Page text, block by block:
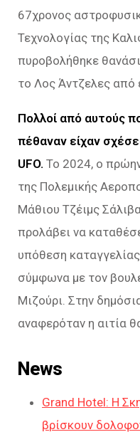
67χρονος
Τεχνολογίας της
πυροβολήθηκε
το Λος Άντζελες από
Πολλοί από αυτούς
πέθαναν είχαν
UFO. Το 2024, ο
της Πολεμικής
Μάθιου Τζέιμς
προλάβει να
υπόθεση
σύμφωνα με τον
Μιζούρι. Στην
αναφερόταν η αιτία
News
Grand Hotel: Η
βρίσκουν